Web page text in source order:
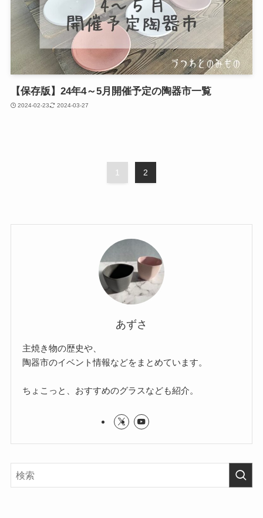
【保存版】24年4～5月開催予定の陶器市一覧
2024-02-23 2024-03-27
1 2
あずさ
主焼き物の歴史や、
陶器市のイベント情報などをまとめています。
ちょこっと、おすすめのグラスなども紹介。